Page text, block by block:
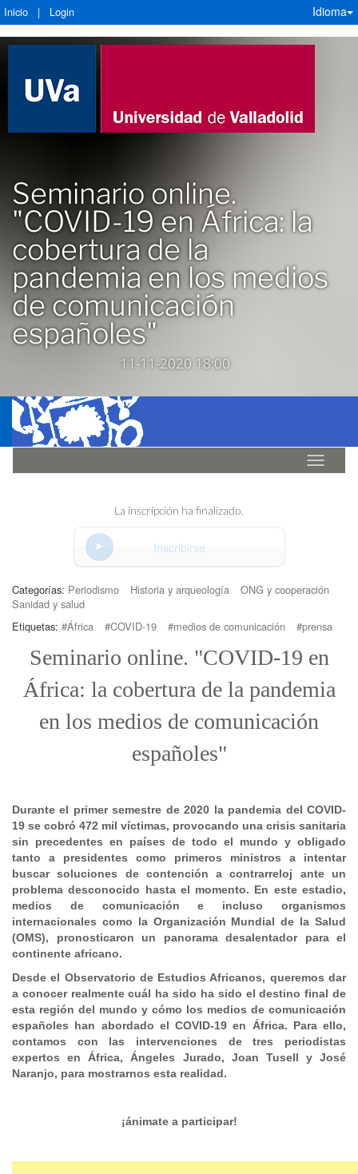
Inicio | Login Idioma
Seminario online.
"COVID-19 en África: la
cobertura de la
pandemia en los medios
de comunicación
españoles"
11-11-2020 18:00
Idioma
La inscripción ha finalizado.
Inscribirse
Categorías: Periodismo Historia y arqueología
ONG y cooperación
Sanidad y salud
Etiquetas: #África #COVID-19 #medios de comunicación #prensa
Seminario online. "COVID-19 en
África: la cobertura de la pandemia
en los medios de comunicación
españoles"
Durante el primer semestre de 2020 la pandemia del COVID-
19 se cobró 472 mil víctimas, provocando una crisis sanitaria
sin precedentes en países de todo el mundo y obligado
tanto a presidentes como primeros ministros a intentar
buscar soluciones de contención a contrarreloj ante un
problema desconocido hasta el momento. En este estadio,
medios de comunicación e incluso organismos
internacionales como la Organización Mundial de la Salud
(OMS), pronosticaron un panorama desalentador para el
continente africano.
Desdeel Observatorio de Estudios Africanos, queremos dar
a conocer realmente cuál ha sido ha sido el destino final de
esta región del mundo y cómo los medios de comunicación
españoles han abordado el COVID-19 en África. Para ello,
contamos con las intervenciones de tres periodistas
expertos en África, Ángeles Jurado, Joan Tusell y José
Naranjo, para mostrarnos esta realidad.
¡ánimate a participar!